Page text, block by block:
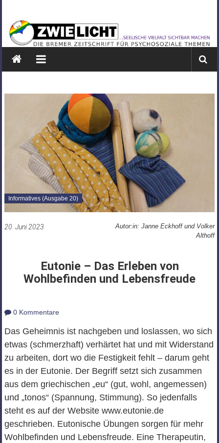
springen
ZWIELICHT
BREMEN
DIE
PSYCHOSOZIALE
Informatives (Ausgabe 20)
20. Juni 2023
Autor:in: Janne Eckhoff und Volker
Althoff
Eutonie – Das Erleben von
Wohlbefinden und Lebensfreude
0 Kommentare
Das Geheimnis ist nachgeben und loslassen, wo sich
etwas (schmerzhaft) verhärtet hat und mit Widerstand
zu arbeiten, dort wo die Festigkeit fehlt – darum geht
es in der Eutonie. Der Begriff setzt sich zusammen
aus dem griechischen „eu“ (gut, wohl, angemessen)
und „tonos“ (Spannung, Stimmung). So jedenfalls
steht es auf der Website www.eutonie.de
geschrieben. Eutonische Übungen sorgen für mehr
Wohlbefinden und Lebensfreude. Eine Therapeutin,